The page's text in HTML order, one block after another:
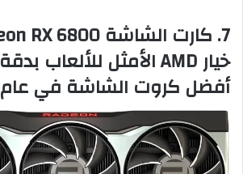
أفضل كروت الشاشة في عام 2025